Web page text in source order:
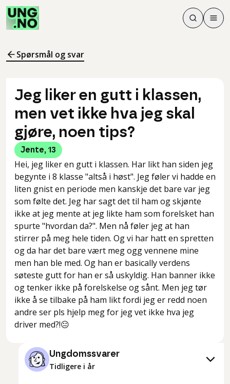
Søk
Søk
Meny
Spørsmål og svar
Jeg liker en gutt i klassen,
men vet ikke hva jeg skal
gjøre, noen tips?
Jente, 13
Hei, jeg liker en gutt i klassen. Har likt han siden jeg
begynte i 8 klasse "altså i høst". Jeg føler vi hadde en
liten gnist en periode men kanskje det bare var jeg
som følte det. Jeg har sagt det til ham og skjønte
ikke at jeg mente at jeg likte ham som forelsket han
spurte "hvordan da?". Men nå føler jeg at han
stirrer på meg hele tiden. Og vi har hatt en spretten
og da har det bare vært meg ogg vennene mine
men han ble med. Og han er basically verdens
søteste gutt for han er så uskyldig. Han banner ikke
og tenker ikke på forelskelse og sånt. Men jeg tør
ikke å se tilbake på ham likt fordi jeg er redd noen
andre ser pls hjelp meg for jeg vet ikke hva jeg
driver med?!😐
Ungdomssvarer
Tidligere i år